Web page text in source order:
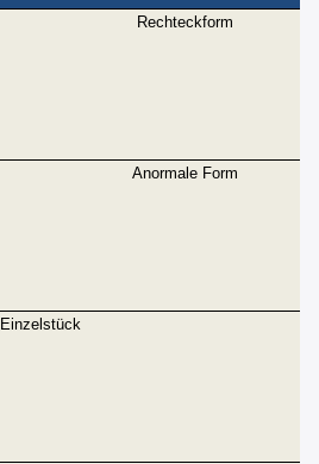
Rechteckform
Anormale Form
Einzelstück